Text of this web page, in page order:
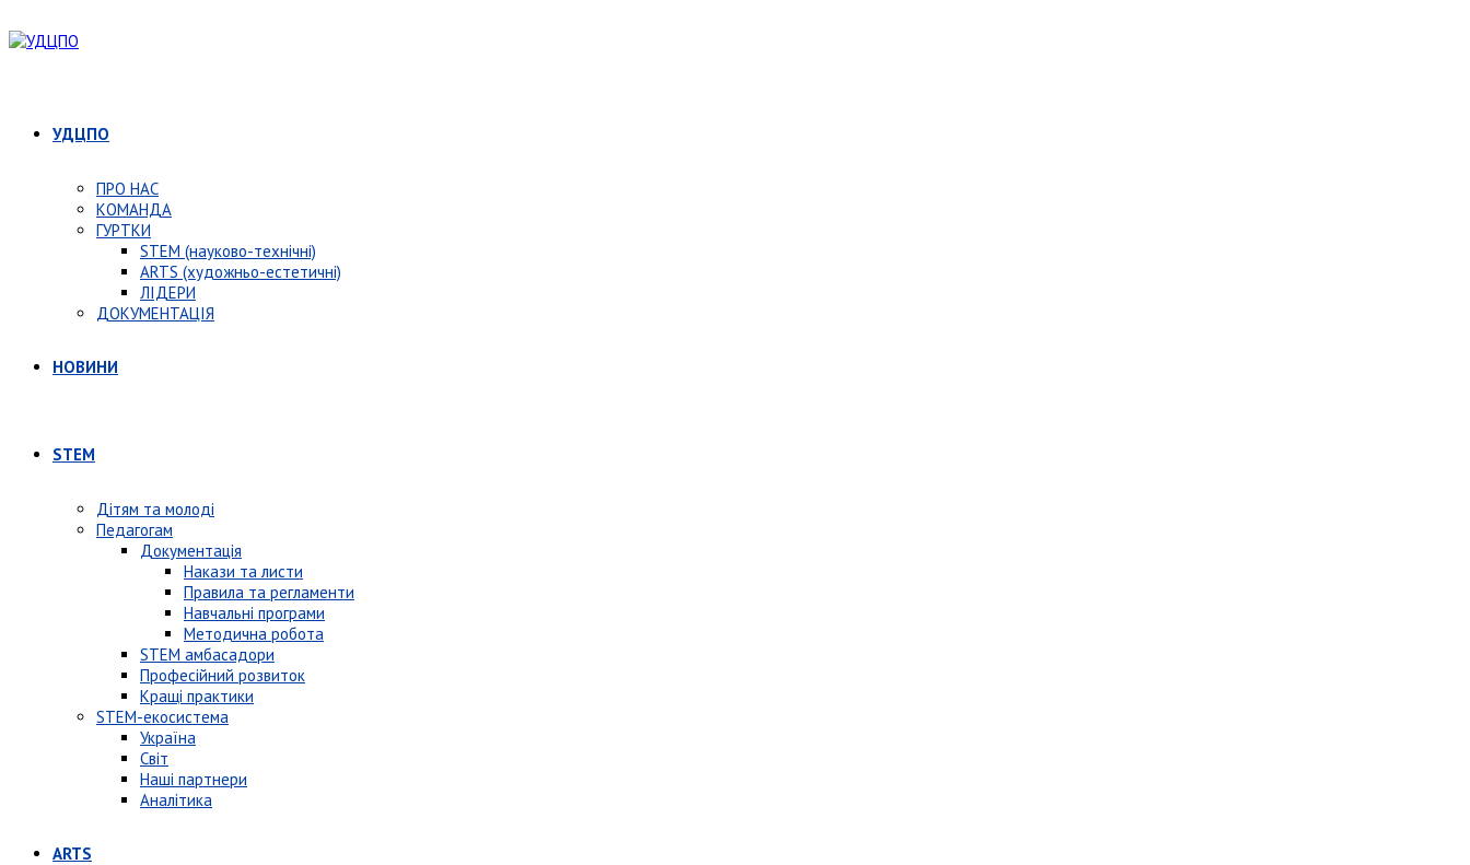
УДЦПО
ПРО НАС
КОМАНДА
ГУРТКИ
STEM (науково-технічні)
ARTS (художньо-естетичні)
ЛІДЕРИ
ДОКУМЕНТАЦІЯ
НОВИНИ
STEM
Дітям та молоді
Педагогам
Документація
Накази та листи
Правила та регламенти
Навчальні програми
Методична робота
STEM амбасадори
Професійний розвиток
Кращі практики
STEM-екосистема
Україна
Світ
Наші партнери
Аналітика
ARTS